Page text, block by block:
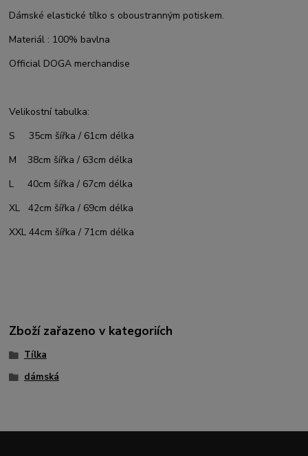
Dámské elastické tílko s oboustranným potiskem.
Materiál : 100% bavlna
Official DOGA merchandise
Velikostní tabulka:
S 35cm šířka / 61cm délka
M 38cm šířka / 63cm délka
L 40cm šířka / 67cm délka
XL 42cm šířka / 69cm délka
XXL 44cm šířka / 71cm délka
Zboží zařazeno v kategoriích
Tílka
dámská